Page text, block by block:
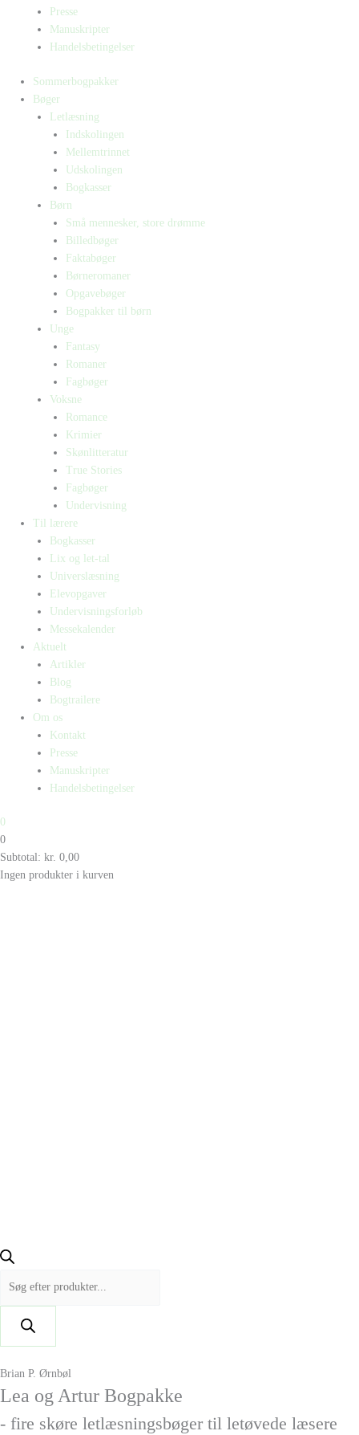
Presse
Manuskripter
Handelsbetingelser
Sommerbogpakker
Bøger
Letlæsning
Indskolingen
Mellemtrinnet
Udskolingen
Bogkasser
Børn
Små mennesker, store drømme
Billedbøger
Faktabøger
Børneromaner
Opgavebøger
Bogpakker til børn
Unge
Fantasy
Romaner
Fagbøger
Voksne
Romance
Krimier
Skønlitteratur
True Stories
Fagbøger
Undervisning
Til lærere
Bogkasser
Lix og let-tal
Universlæsning
Elevopgaver
Undervisningsforløb
Messekalender
Aktuelt
Artikler
Blog
Bogtrailere
Om os
Kontakt
Presse
Manuskripter
Handelsbetingelser
0
0
Subtotal: kr. 0,00
Ingen produkter i kurven
Brian P. Ørnbøl
Lea og Artur Bogpakke
- fire skøre letlæsningsbøger til letøvede læsere